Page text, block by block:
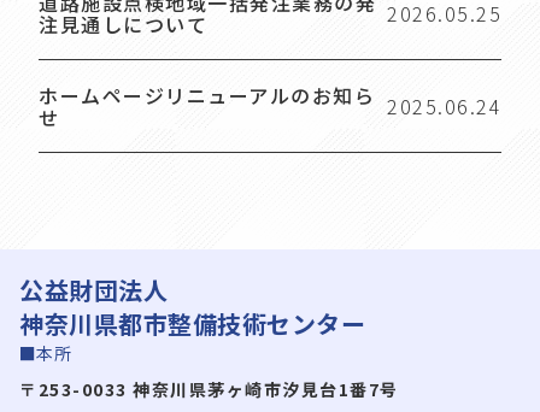
注見通しについて 2026.05.25
ホームページリニューアルのお知ら
せ 2025.06.24
公益財団法人
神奈川県都市整備技術センター
■本所
〒253-0033 神奈川県茅ヶ崎市汐見台1番7号